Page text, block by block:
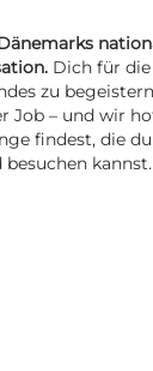
Dich für
zu
Job – und wir
findest, die du
kannst.